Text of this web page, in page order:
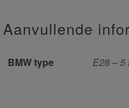
Aanvullende
BMW type E28 – 5